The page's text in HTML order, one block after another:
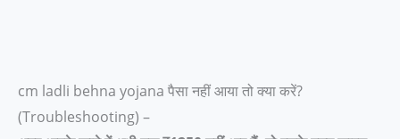
cm ladli behna yojana पैसा नहीं आया तो क्या करें?
(Troubleshooting) –